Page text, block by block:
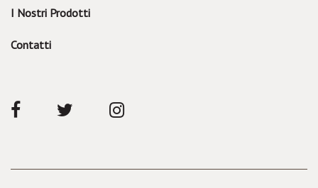
I Nostri Prodotti
Contatti